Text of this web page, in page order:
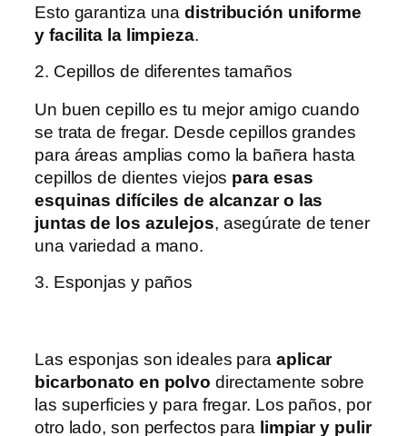
Esto garantiza unadistribución uniforme
y facilita la limpieza.
2. Cepillos de diferentes tamaños
Un buen cepillo es tu mejor amigo cuando
se trata de fregar. Desde cepillos grandes
para áreas amplias como la bañera hasta
cepillos de dientes viejos para esas
esquinas difíciles de alcanzar o las
juntas de los azulejos, asegúrate de tener
una variedad a mano.
3. Esponjas y paños
Las esponjas son ideales para aplicar
bicarbonato en polvo directamente sobre
las superficies y para fregar. Los paños, por
otro lado, son perfectos para limpiar y pulir